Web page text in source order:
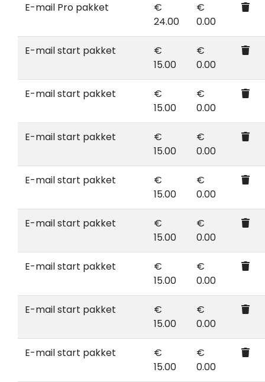
E-mail Pro pakket
€
24.00
€
0.00
E-mail start pakket
€
15.00
€
0.00
E-mail start pakket
€
15.00
€
0.00
E-mail start pakket
€
15.00
€
0.00
E-mail start pakket
€
15.00
€
0.00
E-mail start pakket
€
15.00
€
0.00
E-mail start pakket
€
15.00
€
0.00
E-mail start pakket
€
15.00
€
0.00
E-mail start pakket
€
15.00
€
0.00